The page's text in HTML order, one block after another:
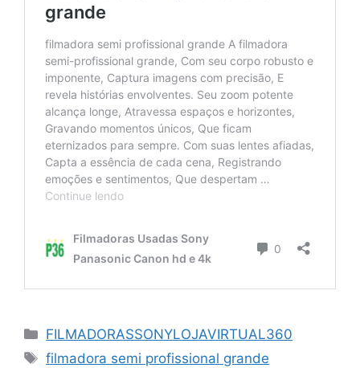
Categorias
FILMADORASSONYLOJAVIRTUAL360
Tags
filmadora semi profissional grande